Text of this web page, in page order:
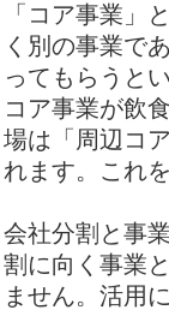
「コア事業」
く別の事業で
ってもらうと
コア事業が飲
場は「周辺コ
れます。これ
会社分割と事
割に向く事業
ません。活用